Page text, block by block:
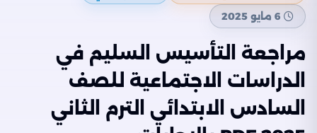
6 مايو 2025
مراجعة التأسيس السليم في
الدراسات الاجتماعية للصف
السادس الابتدائي الترم الثاني